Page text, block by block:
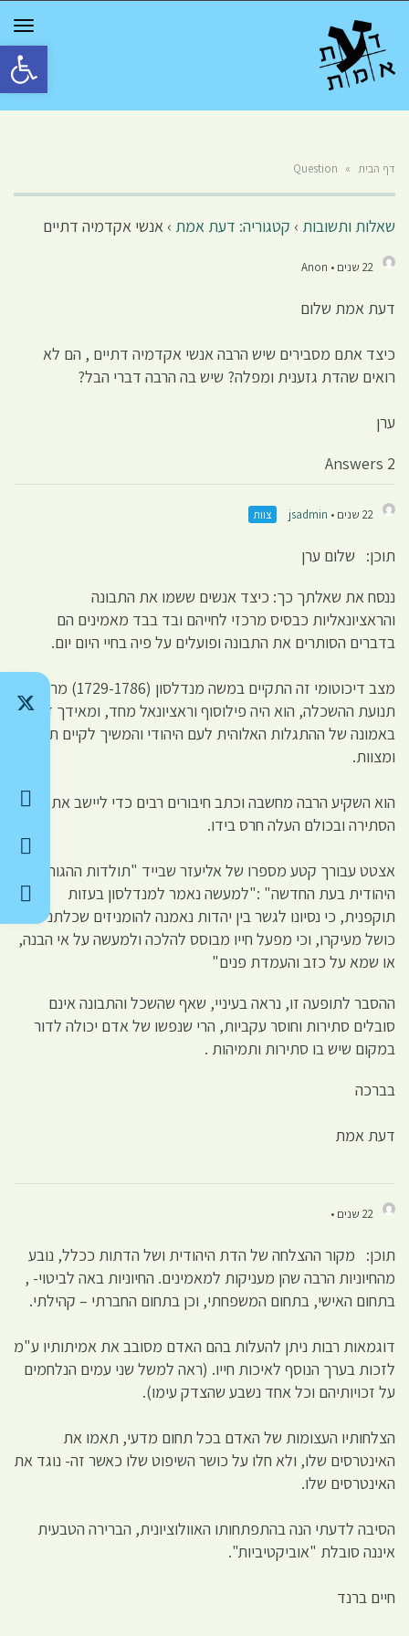
פתח
דף הבית »
Question
שאלות ותשובות › קטגוריה: דעת אמת › אנשי אקדמיה דתיים
22 שנים • Anon
דעת אמת שלום
כיצד אתם מסבירים שיש הרבה אנשי אקדמיה דתיים , הם לא
רואים שהדת גזענית ומפלה? שיש בה הרבה דברי הבל?
ערן
2 Answers
22 שנים • jsadmin צוות
תוכן: שלום ערן
ננסח את שאלתך כך: כיצד אנשים ששמו את התבונה
והראציונאליות כבסיס מרכזי לחייהם ובד בבד מאמינים הם
בדברים הסותרים את התבונה ופועלים על פיה בחיי היום יום.
מצב דיכוטומי זה התקיים במשה מנדלסון (1729-1786) מראשוני
תנועת ההשכלה, הוא היה פילוסוף וראציונאל מחד, ומאידך דבק
באמונה של ההתגלות האלוהית לעם היהודי והמשיך לקיים תורה
ומצוות.
הוא השקיע הרבה מחשבה וכתב חיבורים רבים כדי ליישב את
הסתירה ובכולם העלה חרס בידו.
אצטט עבורך קטע מספרו של אליעזר שבייד "תולדות ההגות
היהודית בעת החדשה" :"למעשה נאמר למנדלסון בעזות
תוקפנית, כי נסיונו לגשר בין יהדות נאמנה להומניזים שכלתני הוא
כושל מעיקרו, וכי מפעל חייו מבוסס להלכה ולמעשה על אי הבנה,
או שמא על כזב והעמדת פנים"
ההסבר לתופעה זו, נראה בעיניי, שאף שהשכל והתבונה אינם
סובלים סתירות וחוסר עקביות, הרי שנפשו של אדם יכולה לדור
במקום שיש בו סתירות ותמיהות .
בברכה
דעת אמת
22 שנים •
תוכן: מקור ההצלחה של הדת היהודית ושל הדתות ככלל, נובע
מהחיוניות הרבה שהן מעניקות למאמינים. החיוניות באה לביטוי- ,
בתחום האישי, בתחום המשפחתי, וכן בתחום החברתי – קהילתי.
דוגמאות רבות ניתן להעלות בהם האדם מסובב את אמיתותיו ע"מ
לזכות בערך הנוסף לאיכות חייו. (ראה למשל שני עמים הנלחמים
על זכויותיהם וכל אחד נשבע שהצדק עימו).
הצלחותיו העצומות של האדם בכל תחום מדעי, תאמו את
האינטרסים שלו, ולא חלו על כושר השיפוט שלו כאשר זה- נוגד את
האינטרסים שלו.
הסיבה לדעתי הנה בהתפתחותו האוולוציונית, הברירה הטבעית
איננה סובלת "אוביקטיביות".
חיים ברנד